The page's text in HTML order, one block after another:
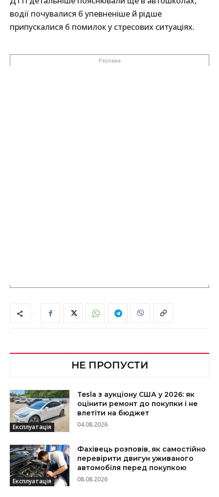
водії почувалися б упевненіше й рідше
припускалися б помилок у стресових ситуаціях.
НЕ ПРОПУСТИ
Експлуатація
Tesla з аукціону США у 2026: як
оцінити ремонт до покупки і не
влетіти на бюджет
04.08.2026
Експлуатація
Фахівець розповів, як самостійно
перевірити двигун уживаного
автомобіля перед покупкою
08.08.2026